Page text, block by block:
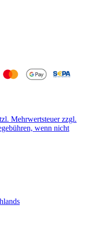
Mehrwertsteuer zzgl.
wenn nicht